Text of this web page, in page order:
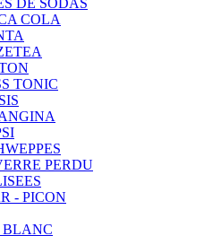
COLA
TONIC
PERDU
- PICON
BLANC